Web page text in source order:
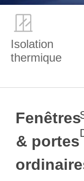
Isolation
thermique
Fenêtres
& portes